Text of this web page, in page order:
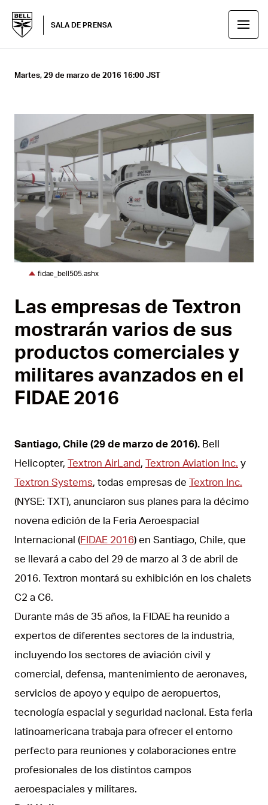
SALA DE PRENSA
Martes, 29 de marzo de 2016 16:00 JST
ASHX
fidae_bell505.ashx
Las empresas de Textron
mostrarán varios de sus
productos comerciales y
militares avanzados en el
FIDAE 2016
Santiago, Chile (29 de marzo de 2016). Bell
Helicopter, Textron AirLand, Textron Aviation Inc. y
Textron Systems, todas empresas de Textron Inc.
(NYSE: TXT), anunciaron sus planes para la décimo
novena edición de la Feria Aeroespacial
Internacional (FIDAE 2016) en Santiago, Chile, que
se llevará a cabo del 29 de marzo al 3 de abril de
2016. Textron montará su exhibición en los chalets
C2 a C6.
Durante más de 35 años, la FIDAE ha reunido a
expertos de diferentes sectores de la industria,
incluyendo los sectores de aviación civil y
comercial, defensa, mantenimiento de aeronaves,
servicios de apoyo y equipo de aeropuertos,
tecnología espacial y seguridad nacional. Esta feria
latinoamericana trabaja para ofrecer el entorno
perfecto para reuniones y colaboraciones entre
profesionales de los distintos campos
aeroespaciales y militares.